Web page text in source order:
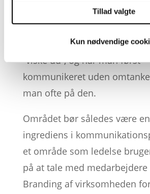
Tillad valgte
Kun nødvendige
man som både enkeltperson
virksomhed har stor fokus
man kommunikerer. Det er
”viske ud”, og har man først
kommunikeret uden
man ofte på den.
Området bør således være
ingrediens i
et område som ledelse
på at tale med medarbejdere
Branding af virksomheden